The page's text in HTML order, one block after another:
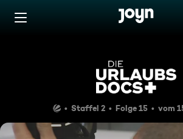
Zum Inhalt springen
Mallorca:
Staffel 2 Folge 15 vom